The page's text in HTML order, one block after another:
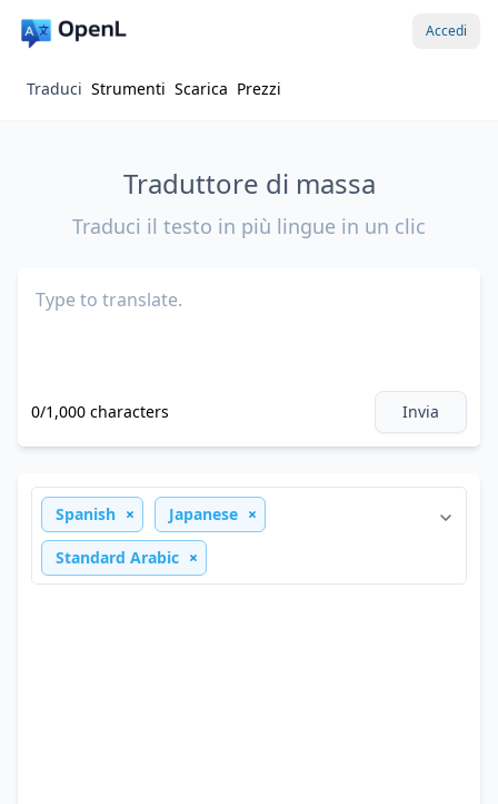
Accedi
Traduci Strumenti Scarica Prezzi
Traduttore di massa
Traduci il testo in più lingue in un clic
0/1,000 characters Invia
Spanish Japanese
Standard Arabic